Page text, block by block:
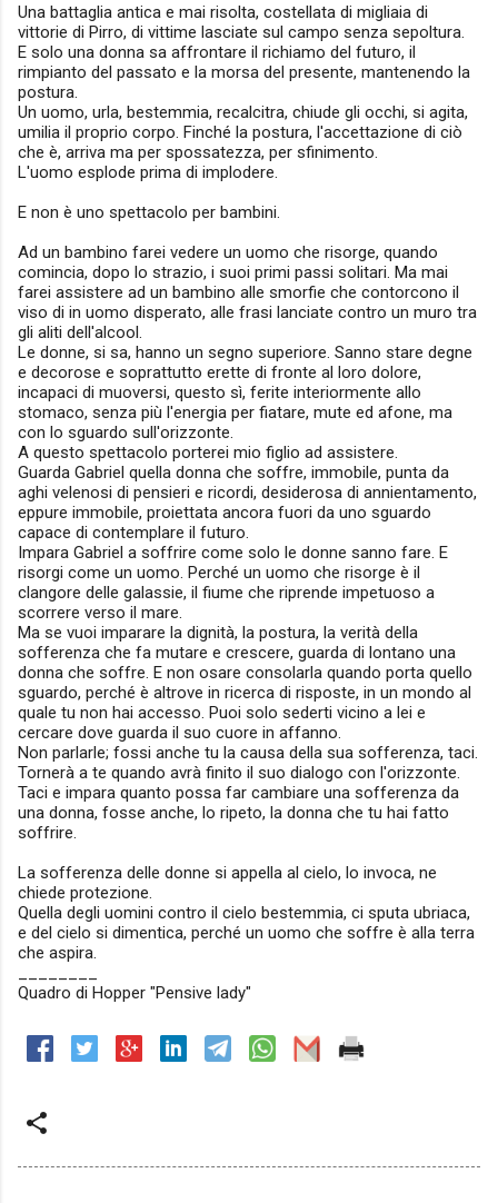
Una battaglia antica e mai risolta, costellata di migliaia di
vittorie di Pirro, di vittime lasciate sul campo senza sepoltura.
E solo una donna sa affrontare il richiamo del futuro, il
rimpianto del passato e la morsa del presente, mantenendo la
postura.
Un uomo, urla, bestemmia, recalcitra, chiude gli occhi, si agita,
umilia il proprio corpo. Finché la postura, l'accettazione di ciò
che è, arriva ma per spossatezza, per sfinimento.
L'uomo esplode prima di implodere.
E non è uno spettacolo per bambini.
Ad un bambino farei vedere un uomo che risorge, quando
comincia, dopo lo strazio, i suoi primi passi solitari. Ma mai
farei assistere ad un bambino alle smorfie che contorcono il
viso di in uomo disperato, alle frasi lanciate contro un muro tra
gli aliti dell'alcool.
Le donne, si sa, hanno un segno superiore. Sanno stare degne
e decorose e soprattutto erette di fronte al loro dolore,
incapaci di muoversi, questo sì, ferite interiormente allo
stomaco, senza più l'energia per fiatare, mute ed afone, ma
con lo sguardo sull'orizzonte.
A questo spettacolo porterei mio figlio ad assistere.
Guarda Gabriel quella donna che soffre, immobile, punta da
aghi velenosi di pensieri e ricordi, desiderosa di annientamento,
eppure immobile, proiettata ancora fuori da uno sguardo
capace di contemplare il futuro.
Impara Gabriel a soffrire come solo le donne sanno fare. E
risorgi come un uomo. Perché un uomo che risorge è il
clangore delle galassie, il fiume che riprende impetuoso a
scorrere verso il mare.
Ma se vuoi imparare la dignità, la postura, la verità della
sofferenza che fa mutare e crescere, guarda di lontano una
donna che soffre. E non osare consolarla quando porta quello
sguardo, perché è altrove in ricerca di risposte, in un mondo al
quale tu non hai accesso. Puoi solo sederti vicino a lei e
cercare dove guarda il suo cuore in affanno.
Non parlarle; fossi anche tu la causa della sua sofferenza, taci.
Tornerà a te quando avrà finito il suo dialogo con l'orizzonte.
Taci e impara quanto possa far cambiare una sofferenza da
una donna, fosse anche, lo ripeto, la donna che tu hai fatto
soffrire.
La sofferenza delle donne si appella al cielo, lo invoca, ne
chiede protezione.
Quella degli uomini contro il cielo bestemmia, ci sputa ubriaca,
e del cielo si dimentica, perché un uomo che soffre è alla terra
che aspira.
Quadro di Hopper "Pensive lady"